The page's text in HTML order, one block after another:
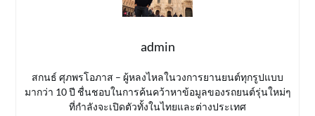
admin
สกนธ์ ศุภพรโอภาส – ผู้หลงไหลในวงการยานยนต์ทุกรูปแบบ
มากว่า 10 ปี ชื่นชอบในการค้นคว้าหาข้อมูลของรถยนต์รุ่นใหม่ๆ
ที่กำลังจะเปิดตัวทั้งในไทยและต่างประเทศ